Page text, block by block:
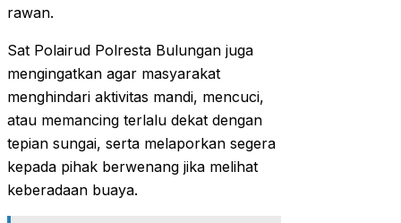
rawan.
Sat Polairud Polresta Bulungan juga
mengingatkan agar masyarakat
menghindari aktivitas mandi, mencuci,
atau memancing terlalu dekat dengan
tepian sungai, serta melaporkan segera
kepada pihak berwenang jika melihat
keberadaan buaya.